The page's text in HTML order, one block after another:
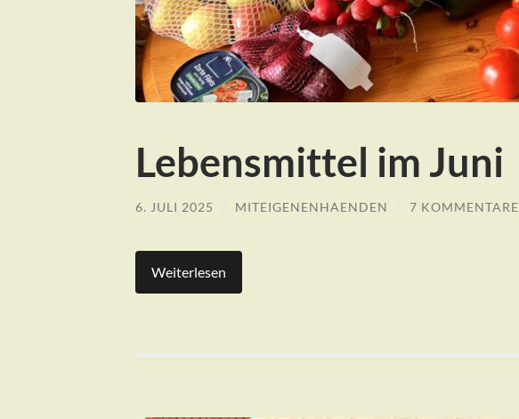
Lebensmittel im Juni
6. JULI 2025 MITEIGENENHAENDEN 7 KOMMENTARE
Weiterlesen